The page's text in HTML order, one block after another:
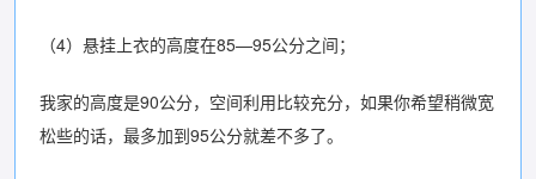
（4）悬挂上衣的高度在85—95公分之间；
我家的高度是90公分，空间利用比较充分，如果你希望稍微宽
松些的话，最多加到95公分就差不多了。